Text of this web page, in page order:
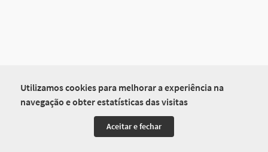
Utilizamos cookies para melhorar a experiência na
navegação e obter estatísticas das visitas
Aceitar e fechar